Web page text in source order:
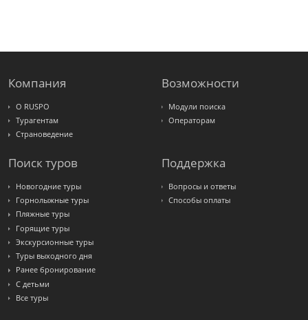
Интурист
Компания
О RUSPO
Турагентам
Страноведение
Возможности
Модули поиска
Операторам
Поиск туров
Новогодние туры
Горнолыжные туры
Пляжные туры
Горящие туры
Экскурсионные туры
Туры выходного дня
Ранее бронирование
С детьми
Все туры
Поддержка
Вопросы и ответы
Способы оплаты